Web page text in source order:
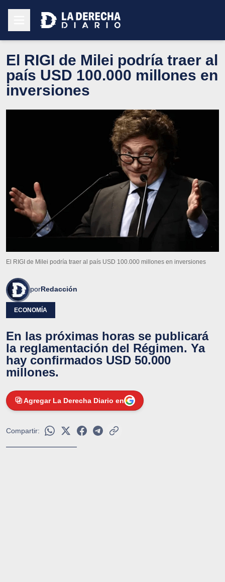
El RIGI de Milei podría traer al
país USD 100.000 millones en
inversiones
El RIGI de Milei podría traer al país USD 100.000 millones en inversiones
porRedacción
ECONOMÍA
En las próximas horas se publicará
la reglamentación del Régimen. Ya
hay confirmados USD 50.000
millones.
Agregar La Derecha Diario en
Compartir: